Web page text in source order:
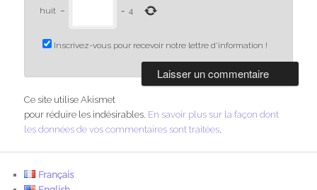
huit − = 4
Inscrivez-vous pour recevoir notre lettre d'information !
Ce site utilise Akismet
pour réduire les indésirables. En savoir plus sur la façon dont
les données de vos commentaires sont traitées
Français